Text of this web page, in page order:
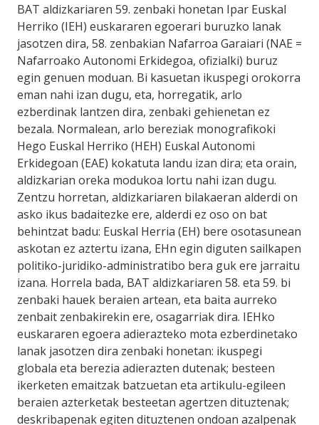
BAT aldizkariaren 59. zenbaki honetan Ipar Euskal
Herriko (IEH) euskararen egoerari buruzko lanak
jasotzen dira, 58. zenbakian Nafarroa Garaiari (NAE =
Nafarroako Autonomi Erkidegoa, ofizialki) buruz
egin genuen moduan. Bi kasuetan ikuspegi orokorra
eman nahi izan dugu, eta, horregatik, arlo
ezberdinak lantzen dira, zenbaki gehienetan ez
bezala. Normalean, arlo bereziak monografikoki
Hego Euskal Herriko (HEH) Euskal Autonomi
Erkidegoan (EAE) kokatuta landu izan dira; eta orain,
aldizkarian oreka modukoa lortu nahi izan dugu.
Zentzu horretan, aldizkariaren bilakaeran alderdi on
asko ikus badaitezke ere, alderdi ez oso on bat
behintzat badu: Euskal Herria (EH) bere osotasunean
askotan ez aztertu izana, EHn egin diguten sailkapen
politiko-juridiko-administratibo bera guk ere jarraitu
izana. Horrela bada, BAT aldizkariaren 58. eta 59. bi
zenbaki hauek beraien artean, eta baita aurreko
zenbait zenbakirekin ere, osagarriak dira. IEHko
euskararen egoera adierazteko mota ezberdinetako
lanak jasotzen dira zenbaki honetan: ikuspegi
globala eta berezia adierazten dutenak; besteen
ikerketen emaitzak batzuetan eta artikulu-egileen
beraien azterketak besteetan agertzen dituztenak;
deskribapenak egiten dituztenen ondoan azalpenak